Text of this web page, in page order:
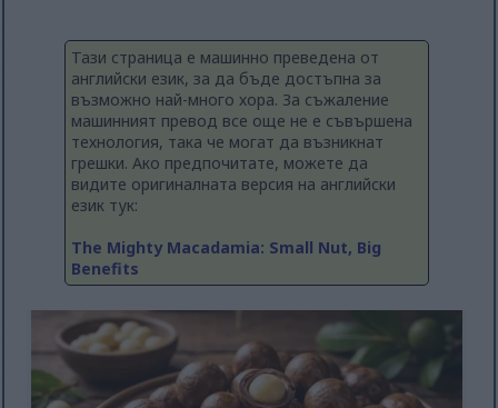
Тази страница е машинно преведена от
английски език, за да бъде достъпна за
възможно най-много хора. За съжаление
машинният превод все още не е съвършена
технология, така че могат да възникнат
грешки. Ако предпочитате, можете да
видите оригиналната версия на английски
език тук:
The Mighty Macadamia: Small Nut, Big
Benefits